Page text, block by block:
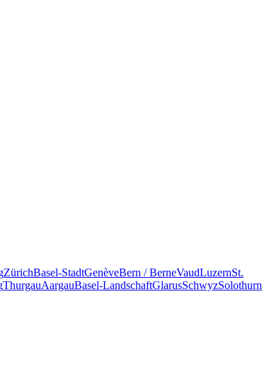
ZürichBasel-StadtGenèveBern / BerneVaudLuzernSt.
ThurgauAargauBasel-LandschaftGlarusSchwyzSolothurn